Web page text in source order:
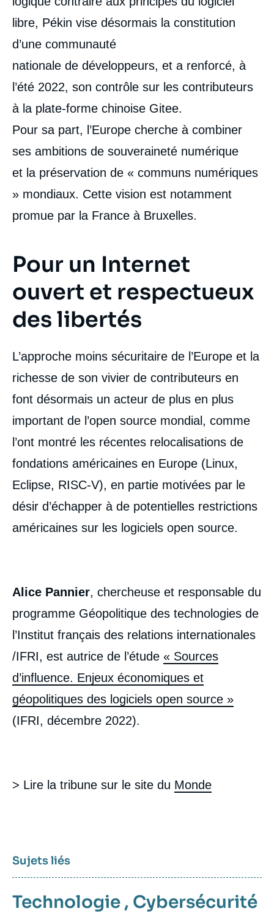
libre, Pékin vise désormais la constitution
d’une communauté
nationale de développeurs, et a renforcé, à
l’été 2022, son contrôle sur les contributeurs
à la plate-forme chinoise Gitee.
Pour sa part, l’Europe cherche à combiner
ses ambitions de souveraineté numérique
et la préservation de « communs numériques
» mondiaux. Cette vision est notamment
promue par la France à Bruxelles.
Pour un Internet
ouvert et respectueux
des libertés
L’approche moins sécuritaire de l’Europe et la
richesse de son vivier de contributeurs en
font désormais un acteur de plus en plus
important de l’open source mondial, comme
l’ont montré les récentes relocalisations de
fondations américaines en Europe (Linux,
Eclipse, RISC-V), en partie motivées par le
désir d’échapper à de potentielles restrictions
américaines sur les logiciels open source.
Alice Pannier, chercheuse et responsable du
programme Géopolitique des technologies de
l’Institut français des relations internationales
/IFRI, est autrice de l’étude « Sources
d’influence. Enjeux économiques et
géopolitiques des logiciels open source »
(IFRI, décembre 2022).
> Lire la tribune sur le site du Monde
Sujets liés
Technologie , Cybersécurité